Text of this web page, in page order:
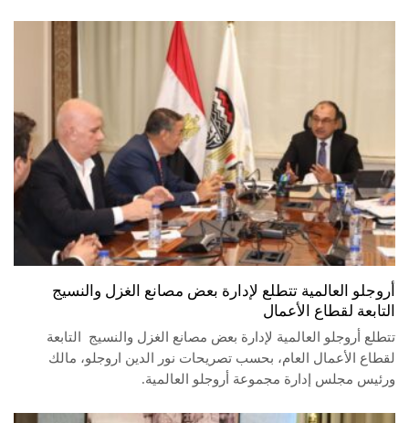
أروجلو العالمية تتطلع لإدارة بعض مصانع الغزل والنسيج
التابعة لقطاع الأعمال
تتطلع أروجلو العالمية لإدارة بعض مصانع الغزل والنسيج التابعة
لقطاع الأعمال العام، بحسب تصريحات نور الدين اروجلو، مالك
ورئيس مجلس إدارة مجموعة أروجلو العالمية.